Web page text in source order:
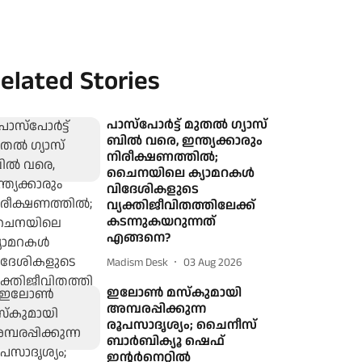
Stories
പാസ്പോര്‍ട്ട് മുതല്‍ ഗ്യാസ്
ബില്‍ വരെ, ഇന്ത്യക്കാരും
നിരീക്ഷണത്തില്‍;
ചൈനയിലെ ക്യാമറകള്‍
വിദേശികളുടെ
വ്യക്തിജീവിതത്തിലേക്ക്
കടന്നുകയറുന്നത്
എങ്ങനെ?
Madism Desk 03 Aug 2026
ഇലോൺ മസ്കുമായി
അമ്പരപ്പിക്കുന്ന
രൂപസാദൃശ്യം; ചൈനീസ്
ബാർബിക്യൂ ഷെഫ്
ഇന്റർനെറ്റിൽ